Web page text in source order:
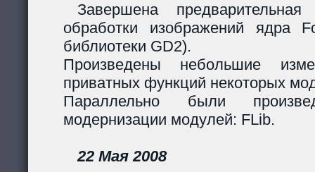
Завершена
обработки изображений ядра
библиотеки GD2).
Произведены небольшие
приватных функций некоторых
Параллельно были
модернизации модулей: FLib.
22 Мая 2008